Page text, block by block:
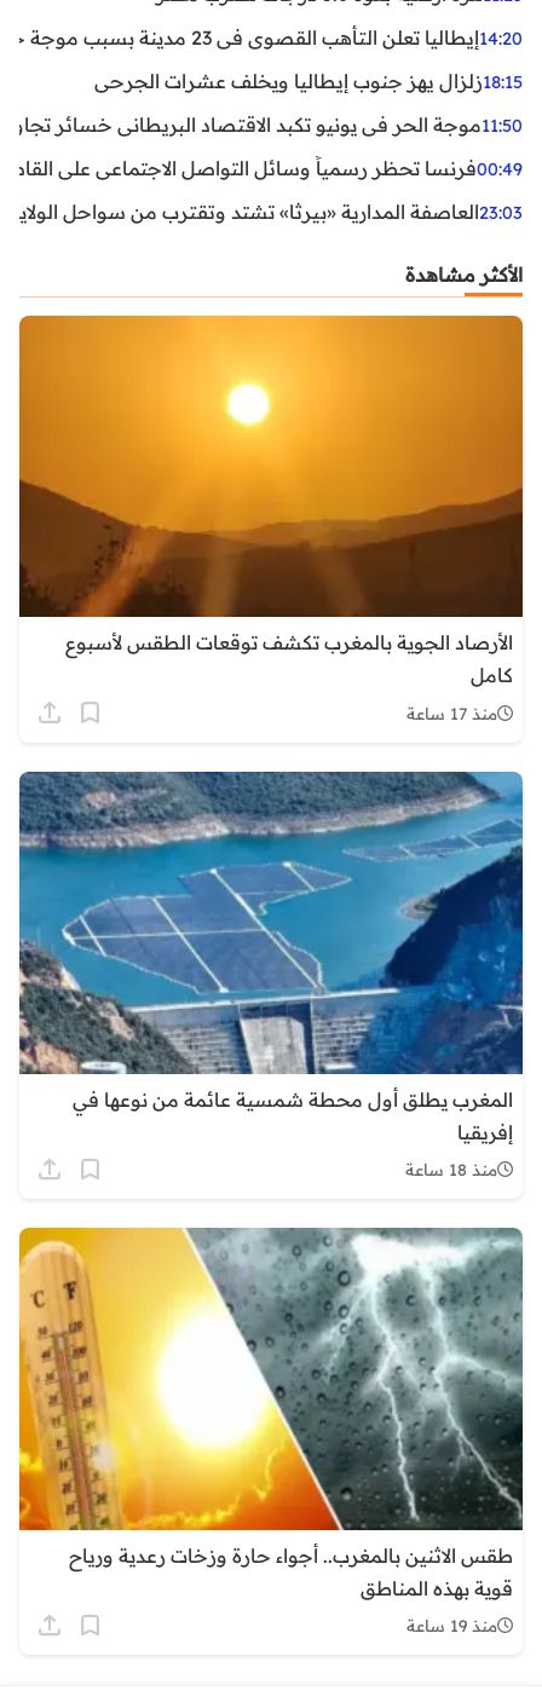
14:20إيطاليا تعلن التأهب القصوى في 23 مدينة بسبب موجة حر شديدة
18:15زلزال يهز جنوب إيطاليا ويخلف عشرات الجرحى
11:50موجة الحر في يونيو تكبد الاقتصاد البريطاني خسائر تجاوزت 1.5 مليار
00:49فرنسا تحظر رسمياً وسائل التواصل الاجتماعي على القاصرين
23:03العاصفة المدارية «بيرثا» تشتد وتقترب من سواحل
الأكثر مشاهدة
الأرصاد الجوية بالمغرب تكشف توقعات الطقس لأسبوع
كامل
منذ 17 ساعة
المغرب يطلق أول محطة شمسية عائمة من نوعها في
إفريقيا
منذ 18 ساعة
طقس الاثنين بالمغرب.. أجواء حارة وزخات رعدية ورياح
قوية بهذه المناطق
منذ 19 ساعة